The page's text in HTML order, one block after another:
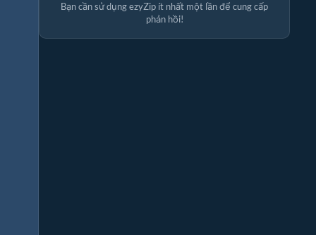
Bạn cần sử dụng ezyZip ít nhất một lần để cung cấp
phản hồi!